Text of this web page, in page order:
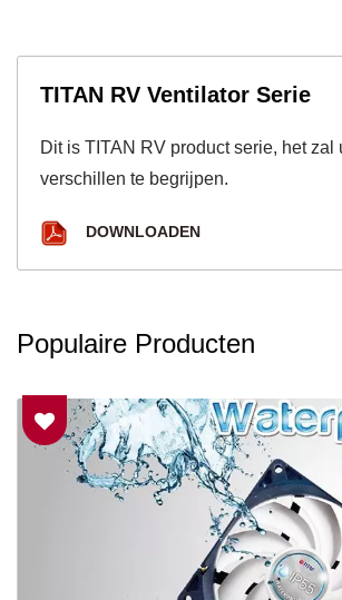
TITAN RV Ventilator Serie
Dit is TITAN RV product serie, het zal
verschillen te begrijpen.
DOWNLOADEN
Populaire Producten